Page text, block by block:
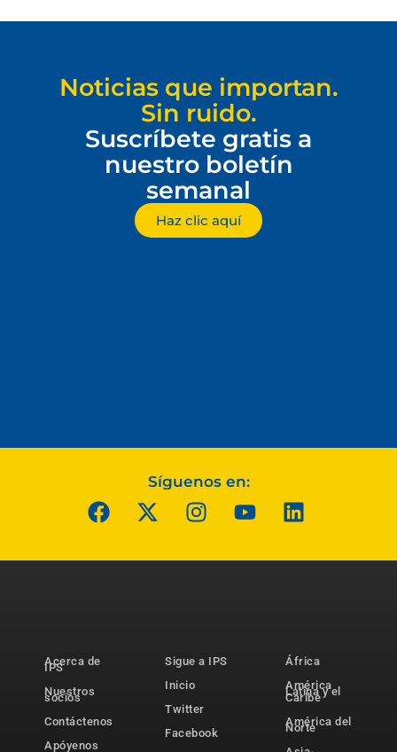
Noticias que importan.
Sin ruido.
Suscríbete gratis a
nuestro boletín
semanal
Haz clic aquí
Síguenos en:
Acerca de
IPS
Nuestros
socios
Contáctenos
Apóyenos
Sigue a IPS
Inicio
Twitter
Facebook
África
América
Latina y el
Caribe
América del
Norte